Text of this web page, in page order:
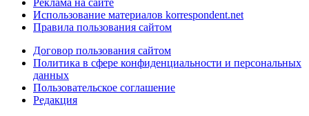
Использование материалов korrespondent.net
Правила пользования сайтом
Договор пользования сайтом
Политика в сфере конфиденциальности и персональных
данных
Пользовательское соглашение
Редакция